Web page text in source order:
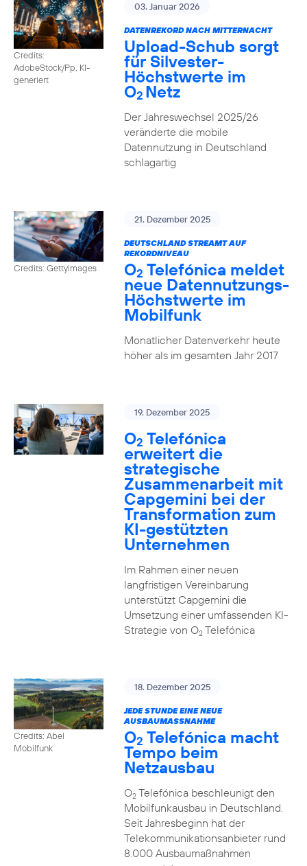
Credits:
AdobeStock/Pp, KI-
generiert
03. Januar 2026
DATENREKORD NACH MITTERNACHT
Upload-Schub sorgt
für Silvester-
Höchstwerte im
O2 Netz
Der Jahreswechsel 2025/26
veränderte die mobile
Datennutzung in Deutschland
schlagartig
Credits: Gettyimages
21. Dezember 2025
DEUTSCHLAND STREAMT AUF
REKORDNIVEAU
O2 Telefónica meldet
neue Datennutzungs-
Höchstwerte im
Mobilfunk
Monatlicher Datenverkehr heute
höher als im gesamten Jahr 2017
19. Dezember 2025
O2 Telefónica
erweitert die
strategische
Zusammenarbeit mit
Capgemini bei der
Transformation zum
KI-gestützten
Unternehmen
Im Rahmen einer neuen
langfristigen Vereinbarung
unterstützt Capgemini die
Umsetzung einer umfassenden KI-
Strategie von O2Telefónica
Credits: Abel
Mobilfunk
18. Dezember 2025
JEDE STUNDE EINE NEUE
AUSBAUMASSNAHME
O2 Telefónica macht
Tempo beim
Netzausbau
O2Telefónica beschleunigt den
Mobilfunkausbau in Deutschland.
Seit Jahresbeginn hat der
Telekommunikationsanbieter rund
8.000 Ausbaumaßnahmen